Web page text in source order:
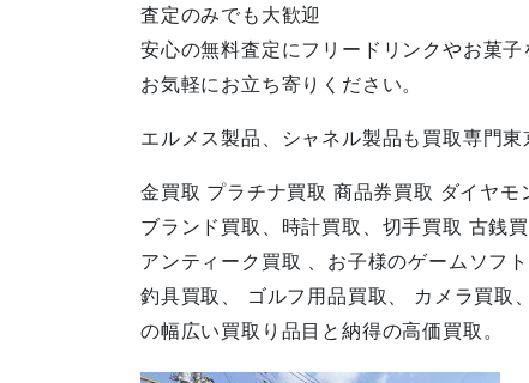
査定のみでも大歓迎
安心の無料査定にフリードリンクやお菓子
お気軽にお立ち寄りください。
エルメス製品、シャネル製品も買取専門東
金買取 プラチナ買取 商品券買取 ダイヤモ
ブランド買取、時計買取、切手買取 古銭
アンティーク買取 、お子様のゲームソフ
釣具買取、 ゴルフ用品買取、 カメラ買取
の幅広い買取り品目と納得の高価買取。